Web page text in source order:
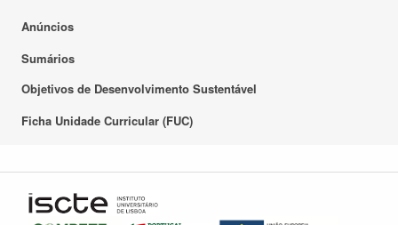
Anúncios
Sumários
Objetivos de Desenvolvimento Sustentável
Ficha Unidade Curricular (FUC)